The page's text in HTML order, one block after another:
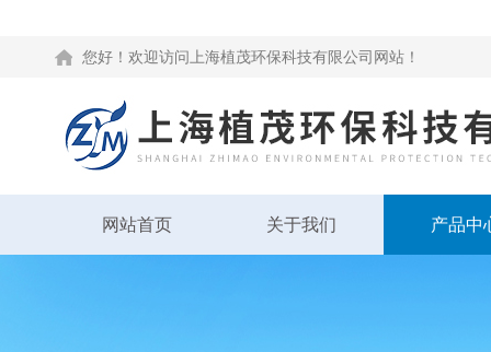
您好！欢迎访问上海植茂环保科技有限公司网站！
网站首页 关于我们 产品中